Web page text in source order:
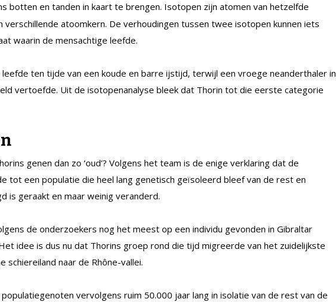
botten en tanden in kaart te brengen. Isotopen zijn atomen van hetzelfde
verschillende atoomkern. De verhoudingen tussen twee isotopen kunnen iets
waarin de mensachtige leefde.
leefde ten tijde van een koude en barre ijstijd, terwijl een vroege neanderthaler in
vertoefde. Uit de isotopenanalyse bleek dat Thorin tot die eerste categorie
genen dan zo ‘oud’? Volgens het team is de enige verklaring dat de
tot een populatie die heel lang genetisch geïsoleerd bleef van de rest en
is geraakt en maar weinig veranderd.
de onderzoekers nog het meest op een individu gevonden in Gibraltar
idee is dus nu dat Thorins groep rond die tijd migreerde van het zuidelijkste
schiereiland naar de Rhône-vallei.
vervolgens ruim 50.000 jaar lang in isolatie van de rest van de